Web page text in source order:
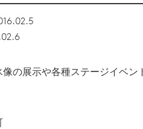
像の展示や各種ステージイベン